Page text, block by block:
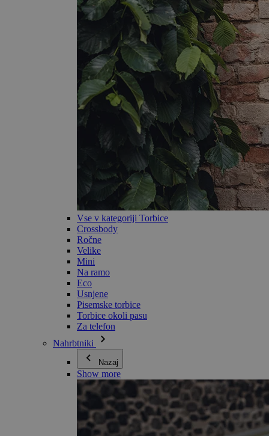
Vse v kategoriji Torbice
Crossbody
Ročne
Velike
Mini
Na ramo
Eco
Usnjene
Pisemske torbice
Torbice okoli pasu
Za telefon
Nahrbtniki
Nazaj
Show more